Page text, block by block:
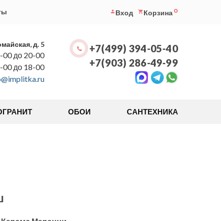
Вход Корзина 0
д. 5
до 20-00
00 до 18-00
+7(499) 394-05-40
+7(903) 286-49-99
ОБОИ САНТЕХНИКА